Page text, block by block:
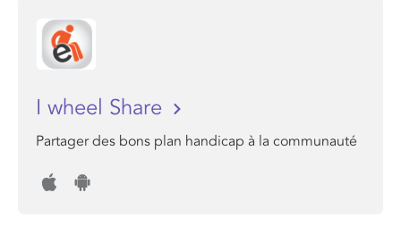
I wheel Share
Partager des bons plan handicap à la communauté